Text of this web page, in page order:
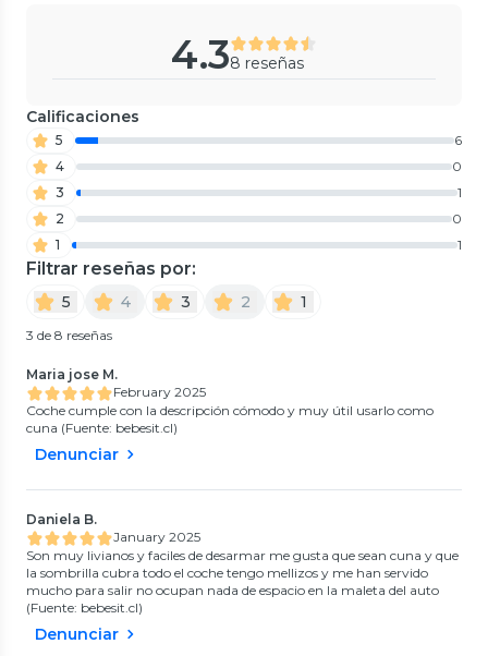
4.38 reseñas
Calificaciones
5
6
4
0
3
1
2
0
1
1
Filtrar reseñas por:
5 4 3 2 1
3 de 8 reseñas
Maria jose M.
February 2025
Coche cumple con la descripción cómodo y muy útil usarlo como
cuna (Fuente: bebesit.cl)
Denunciar
Daniela B.
January 2025
Son muy livianos y faciles de desarmar me gusta que sean cuna y que
la sombrilla cubra todo el coche tengo mellizos y me han servido
mucho para salir no ocupan nada de espacio en la maleta del auto
(Fuente: bebesit.cl)
Denunciar